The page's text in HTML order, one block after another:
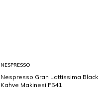
NESPRESSO
Nespresso Gran Lattissima Black
Kahve Makinesi F541